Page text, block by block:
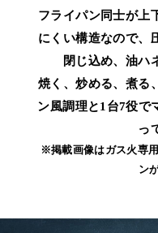
フライパン同士が上
にくい構造なので、
閉じ込め、油ハ
焼く、炒める、煮る
ン風調理と1台7役で
っ
※掲載画像はガス火専
ン